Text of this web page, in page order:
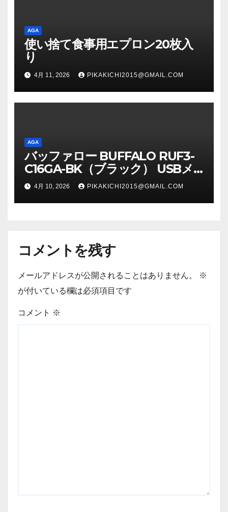
AGA
使い捨て食事用エプロン20枚入
り
4月 11, 2026 PIKAKICHI2015@GMAIL.COM
AGA
バッファロー BUFFALO RUF3-
C16GA-BK（ブラック） USBメ
モリ 16GB
4月 10, 2026 PIKAKICHI2015@GMAIL.COM
コメントを残す
メールアドレスが公開されることはありません。
※
が付いている欄は必須項目です
コメント ※